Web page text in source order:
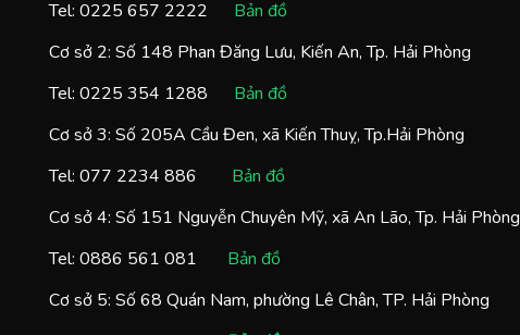
Tel: 0225 657 2222
Bản đồ
Cơ sở 2: Số 148 Phan Đăng Lưu, Kiến An, Tp. Hải Phòng
Tel: 0225 354 1288
Bản đồ
Cơ sở 3: Số 205A Cầu Đen, xã Kiến Thuỵ, Tp.Hải Phòng
Tel: 077 2234 886
Bản đồ
Cơ sở 4: Số 151 Nguyễn Chuyên Mỹ, xã An Lão, Tp. Hải Phòng
Tel: 0886 561 081
Bản đồ
Cơ sở 5: Số 68 Quán Nam, phường Lê Chân, TP. Hải Phòng